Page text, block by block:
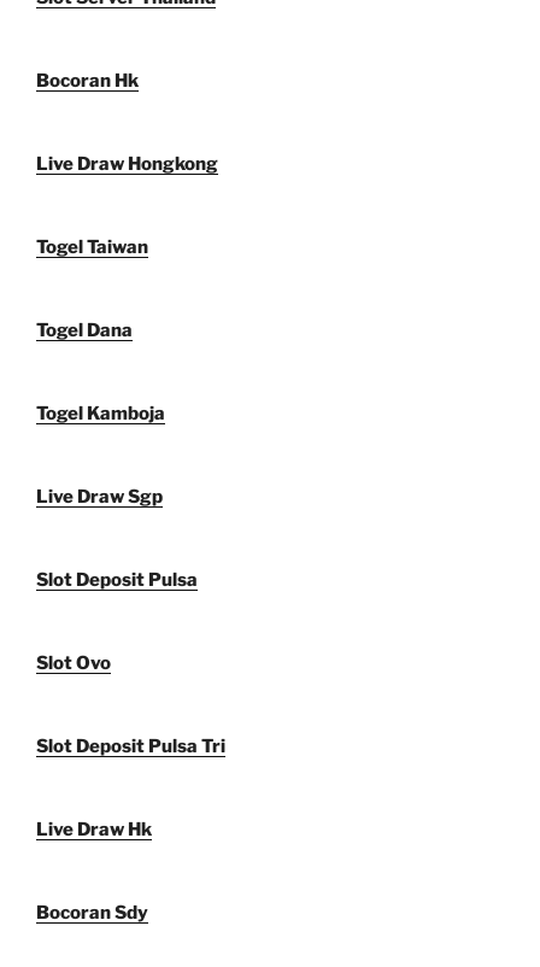
Bocoran Hk
Live Draw Hongkong
Togel Taiwan
Togel Dana
Togel Kamboja
Live Draw Sgp
Slot Deposit Pulsa
Slot Ovo
Slot Deposit Pulsa Tri
Live Draw Hk
Bocoran Sdy